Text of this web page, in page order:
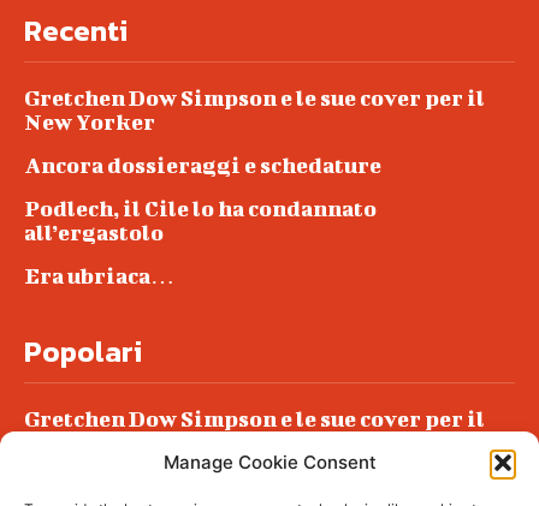
Manage Cookie Consent
Recenti
Gretchen Dow Simpson e le sue cover per il
New Yorker
Ancora dossieraggi e schedature
Podlech, il Cile lo ha condannato
all’ergastolo
Era ubriaca…
Popolari
Gretchen Dow Simpson e le sue cover per il